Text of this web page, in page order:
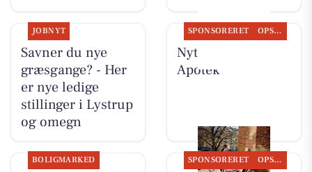
JOBNYT
Savner du nye
græsgange? - Her
er nye ledige
stillinger i Lystrup
og omegn
SPONSORERET OPSLAGSTAVLEN
Nyt fra Lystrup
Apotek
BOLIGMARKED SPONSORERET OPSLAGSTAVLEN